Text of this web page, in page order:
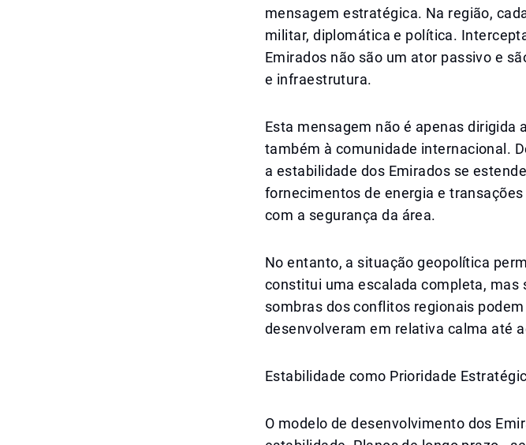
mensagem estratégica. Na região,
militar, diplomática e política.
Emirados não são um ator passivo e
e infraestrutura.
Esta mensagem não é apenas
também à comunidade internacional.
a estabilidade dos Emirados se
fornecimentos de energia e
com a segurança da área.
No entanto, a situação geopolítica
constitui uma escalada completa, mas
sombras dos conflitos regionais
desenvolveram em relativa calma até
Estabilidade como Prioridade
O modelo de desenvolvimento dos